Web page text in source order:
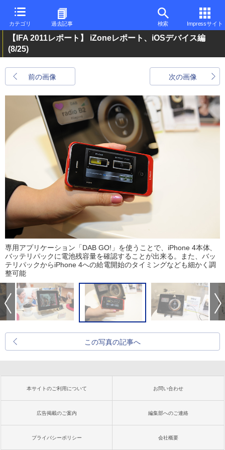
カテゴリ 過去記事 検索 Impressサイト
【IFA 2011レポート】 iZoneレポート、iOSデバイス編
(8/25)
前の画像 次の画像
専用アプリケーション「DAB GO!」を使うことで、iPhone 4本体、
バッテリパックに電池残容量を確認することが出来る。また、バッ
テリパックからiPhone 4への給電開始のタイミングなども細かく調
整可能
この写真の記事へ
本サイトのご利用について お問い合わせ
広告掲載のご案内 編集部へのご連絡
プライバシーポリシー 会社概要